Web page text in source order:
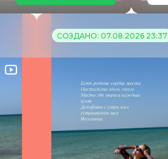
СОЗДАНО: 07.08.2026 23:37